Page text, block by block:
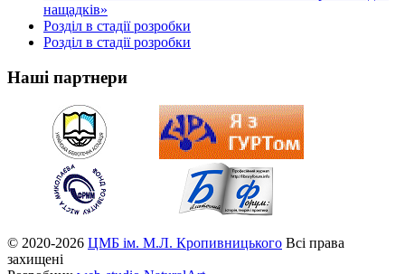
нащадків»
Розділ в стадії розробки
Розділ в стадії розробки
Наші партнери
© 2020-2026 ЦМБ ім. М.Л. Кропивницького Всі права
захищені